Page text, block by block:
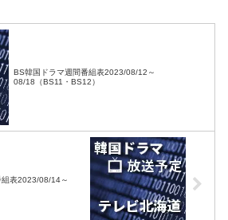
BS韓国ドラマ週間番組表2023/08/12～
08/18（BS11・BS12）
組表2023/08/14～